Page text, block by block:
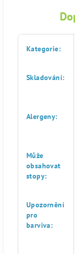
Kategorie:
Skladování:
Alergeny:
Může
obsahovat
stopy:
Upozornění
pro
barviva: